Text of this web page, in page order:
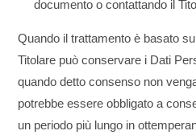
documento o contattando il
Quando il trattamento è basato
Titolare può conservare i Dati
quando detto consenso non
potrebbe essere obbligato a
un periodo più lungo in